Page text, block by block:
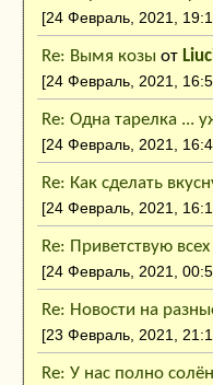
[24 Февраль, 2021,
Re: Вымя козы от
[24 Февраль, 2021,
Re: Одна тарелка ...
[24 Февраль, 2021,
Re: Как сделать
[24 Февраль, 2021,
Re: Приветствую всех
[24 Февраль, 2021,
Re: Новости на
[23 Февраль, 2021,
Re: У нас полно